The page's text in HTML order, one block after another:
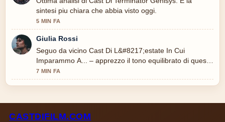
sintesi piu chiara che abbia visto oggi.
5 MIN FA
Giulia Rossi
Seguo da vicino Cast Di L&#8217;estate In Cui
Imparammo A... – apprezzo il tono equilibrato di questa
copertura.
7 MIN FA
CASTDIFILM.COM